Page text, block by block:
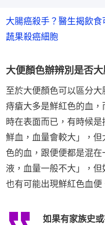
大腸癌殺手？醫生揭飲
蔬果殺癌細胞
大便顏色辦辨別是否
至於大便顏色可以區分大
痔瘡大多是鮮紅色的血
時在表面而已，有時候
鮮血，血量會較大」，
色的血，跟便便都是混
液，血量一般不大」，但
也有可能出現鮮紅色血便
如果有家族史